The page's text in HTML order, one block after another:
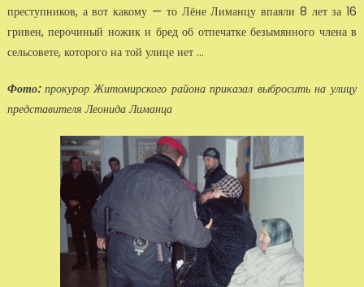
преступников, а вот какому — то Лёне Лиманцу впаяли 8 лет за 16
гривен, перочиный ножик и бред об отпечатке безымянного члена в
сельсовете, которого на той улице нет ...
Фото:прокурор Житомирского района приказал выбросить на улицу
представителя Леонида Лиманца